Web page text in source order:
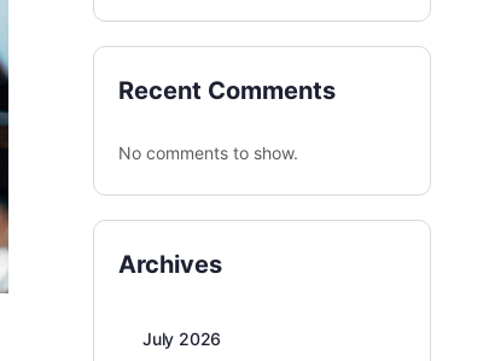
Recent Comments
No comments to show.
Archives
July 2026